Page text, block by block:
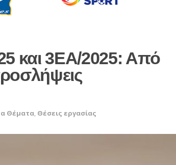
και 3ΕΑ/2025: Από
Θέματα, Θέσεις εργασίας